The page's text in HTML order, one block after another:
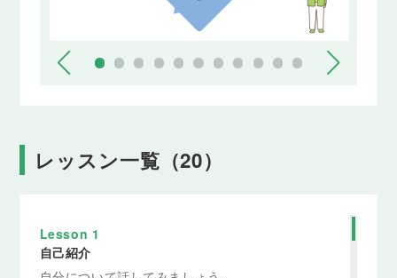
レッスン一覧（20）
Lesson 1
自己紹介